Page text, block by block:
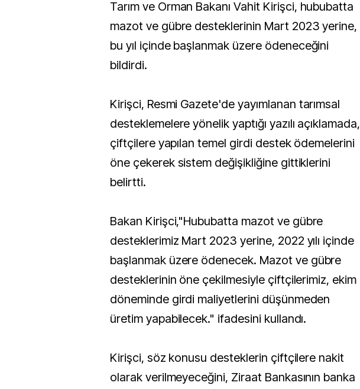
Tarım ve Orman Bakanı Vahit Kirişci, hububatta
mazot ve gübre desteklerinin Mart 2023 yerine,
bu yıl içinde başlanmak üzere ödeneceğini
bildirdi.
Kirişci, Resmi Gazete'de yayımlanan tarımsal
desteklemelere yönelik yaptığı yazılı açıklamada,
çiftçilere yapılan temel girdi destek ödemelerini
öne çekerek sistem değişikliğine gittiklerini
belirtti.
Bakan Kirişci,"Hububatta mazot ve gübre
desteklerimiz Mart 2023 yerine, 2022 yılı içinde
başlanmak üzere ödenecek. Mazot ve gübre
desteklerinin öne çekilmesiyle çiftçilerimiz, ekim
döneminde girdi maliyetlerini düşünmeden
üretim yapabilecek." ifadesini kullandı.
Kirişci, söz konusu desteklerin çiftçilere nakit
olarak verilmeyeceğini, Ziraat Bankasının banka